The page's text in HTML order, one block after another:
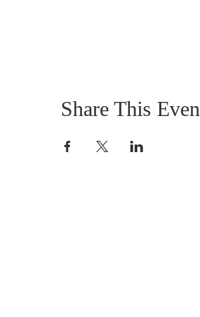
Share This